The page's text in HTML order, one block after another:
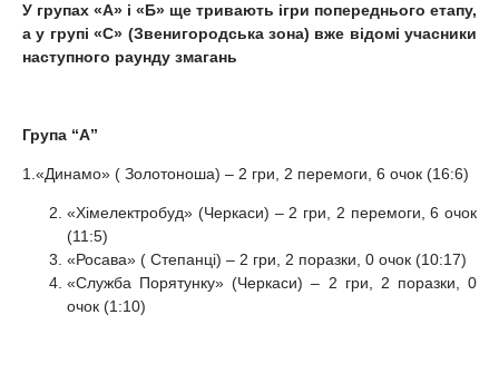
У групах «А» і «Б» ще тривають ігри попереднього етапу,
а у групі «С» (Звенигородська зона) вже відомі учасники
наступного раунду змагань
Група “А”
1.«Динамо» ( Золотоноша) – 2 гри, 2 перемоги, 6 очок (16:6)
«Хімелектробуд» (Черкаси) – 2 гри, 2 перемоги, 6 очок
(11:5)
«Росава» ( Степанці) – 2 гри, 2 поразки, 0 очок (10:17)
«Служба Порятунку» (Черкаси) – 2 гри, 2 поразки, 0
очок (1:10)